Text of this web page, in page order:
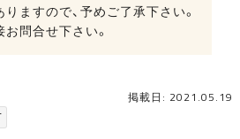
ますので、予めご了承下さい。
問合せ下さい。
掲載日: 2021.05.19